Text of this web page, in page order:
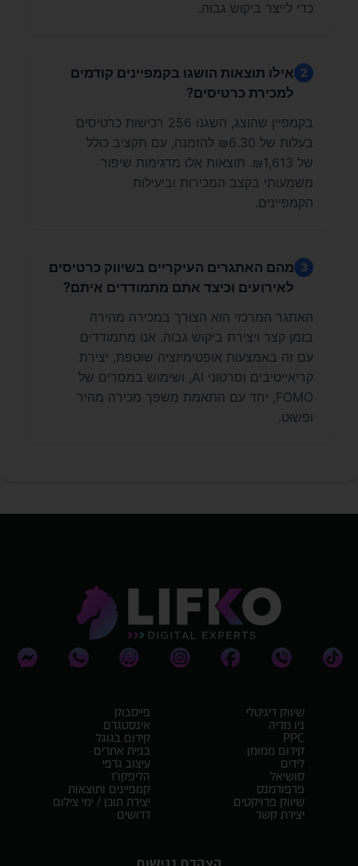
כדי לייצר ביקוש גבוה.
2 אילו תוצאות הושגו בקמפיינים קודמים
למכירת כרטיסים?
בקמפיין שהוצג, השגנו 256 רכישות כרטיסים
בעלות של ₪6.30 להזמנה, עם תקציב כולל
של ₪1,613. תוצאות אלו מדגימות שיפור
משמעותי בקצב המכירות וביעילות
הקמפיינים.
3 מהם האתגרים העיקריים בשיווק כרטיסים
לאירועים וכיצד אתם מתמודדים איתם?
האתגר המרכזי הוא הצורך במכירה מהירה
בזמן קצר ויצירת ביקוש גבוה. אנו מתמודדים
עם זה באמצעות אופטימיזציה שוטפת, יצירת
קריאייטיבים וסרטוני AI, ושימוש במסרים של
FOMO, יחד עם התאמת משפך מכירה מהיר
ופשוט.
שיווק דיגיטלי
ניו מדיה
PPC
קידום ממומן
לידים
סושיאל
פרפורמנס
שיווק פרויקטים
יצירת קשר
פייסבוק
אינסטגרם
קידום בגוגל
בניית אתרים
עיצוב גרפי
הליפקו'ז
קמפיינים ותוצאות
יצירת תוכן / ימי צילום
דרושים